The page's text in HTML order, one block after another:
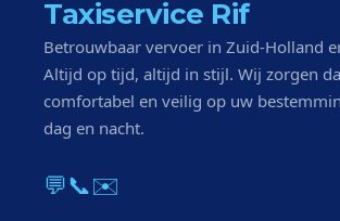
Taxiservice Rif
Betrouwbaar vervoer in Zuid-Holland
Altijd op tijd, altijd in stijl. Wij zorgen
comfortabel en veilig op uw
dag en nacht.
💬📞✉️